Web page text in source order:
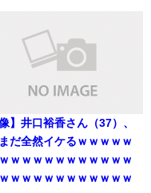
像】井口裕香さん（37）、
だ全然イケるｗｗｗｗｗ
ｗｗｗｗｗｗｗｗｗｗｗ
ｗｗｗｗｗｗｗｗｗｗｗ